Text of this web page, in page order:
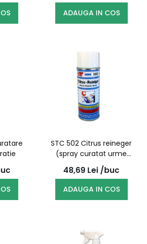
ADAUGA IN COS
STC 502 Citrus reineger
(spray curatat urme
adeziv)
48,69 Lei /buc
ADAUGA IN COS